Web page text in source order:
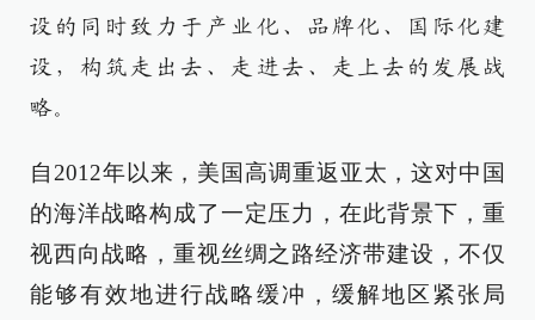
设的同时致力于产业化、品牌化、国际化建
设，构筑走出去、走进去、走上去的发展战
略。
自2012年以来，美国高调重返亚太，这对中国
的海洋战略构成了一定压力，在此背景下，重
视西向战略，重视丝绸之路经济带建设，不仅
能够有效地进行战略缓冲，缓解地区紧张局